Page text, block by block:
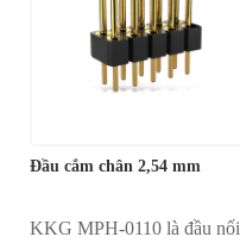
Đầu cắm chân 2,54 mm
KKG MPH-0110 là đầu nối